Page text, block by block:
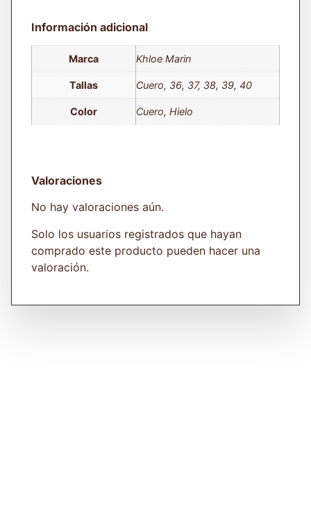
Información adicional
Marca Khloe Marin
Tallas Cuero, 36, 37, 38, 39, 40
Color Cuero, Hielo
Valoraciones
No hay valoraciones aún.
Solo los usuarios registrados que hayan
comprado este producto pueden hacer una
valoración.